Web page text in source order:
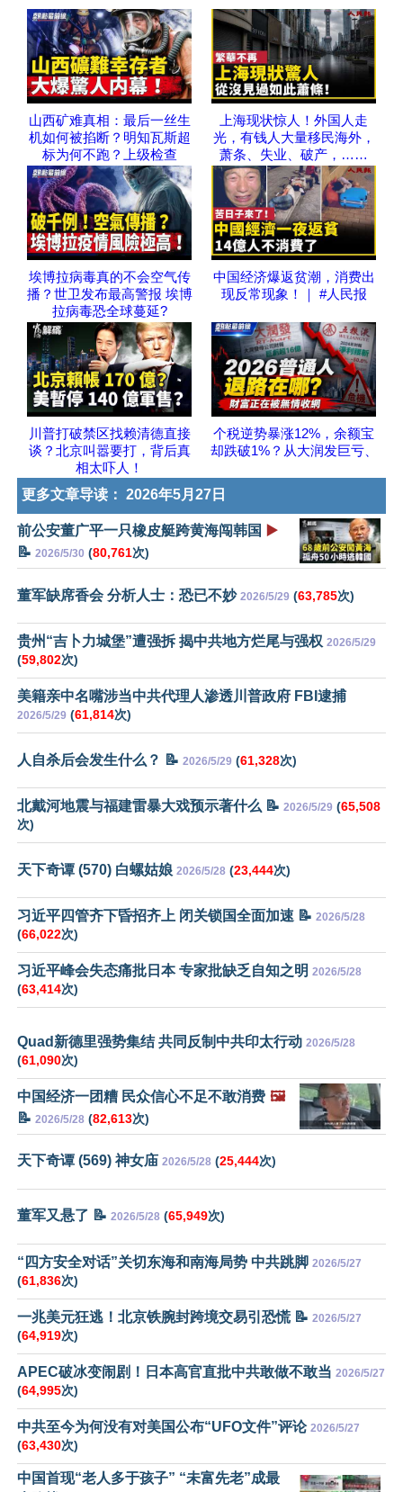
山西矿难真相：最后一丝生
机如何被掐断？明知瓦斯超
标为何不跑？上级检查
上海现状惊人！外国人走
光，有钱人大量移民海外，
萧条、失业、破产，……
埃博拉病毒真的不会空气传
播？世卫发布最高警报 埃博
拉病毒恐全球蔓延?
中国经济爆返贫潮，消费出
现反常现象！｜ #人民报
川普打破禁区找赖清德直接
谈？北京叫嚣要打，背后真
相太吓人！
个税逆势暴涨12%，余额宝
却跌破1%？从大润发巨亏、
更多文章导读： 2026年5月27日
前公安董广平一只橡皮艇跨黄海闯韩国 ▶️
📝 2026/5/30 (80,761次)
董军缺席香会 分析人士：恐已不妙 2026/5/29 (63,785次)
贵州“吉卜力城堡”遭强拆 揭中共地方烂尾与强权 2026/5/29
(59,802次)
美籍亲中名嘴涉当中共代理人渗透川普政府 FBI逮捕
2026/5/29 (61,814次)
人自杀后会发生什么？ 📝 2026/5/29 (61,328次)
北戴河地震与福建雷暴大戏预示著什么 📝 2026/5/29 (65,508
次)
天下奇谭 (570) 白螺姑娘 2026/5/28 (23,444次)
习近平四管齐下昏招齐上 闭关锁国全面加速 📝 2026/5/28
(66,022次)
习近平峰会失态痛批日本 专家批缺乏自知之明 2026/5/28
(63,414次)
Quad新德里强势集结 共同反制中共印太行动 2026/5/28
(61,090次)
中国经济一团糟 民众信心不足不敢消费 🖼️
📝 2026/5/28 (82,613次)
天下奇谭 (569) 神女庙 2026/5/28 (25,444次)
董军又悬了 📝 2026/5/28 (65,949次)
“四方安全对话”关切东海和南海局势 中共跳脚 2026/5/27
(61,836次)
一兆美元狂逃！北京铁腕封跨境交易引恐慌 📝 2026/5/27
(64,919次)
APEC破冰变闹剧！日本高官直批中共敢做不敢当 2026/5/27
(64,995次)
中共至今为何没有对美国公布“UFO文件”评论 2026/5/27
(63,430次)
中国首现“老人多于孩子” “未富先老”成最